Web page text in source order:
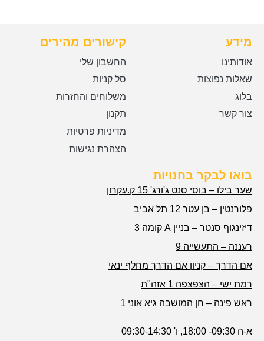
מידע
אודותינו
שאלות נפוצות
בלוג
צור קשר
קישורים מהירים
החשבון שלי
סל קניות
משלוחים והחזרות
תקנון
מדיניות פרטיות
הצהרת נגישות
בואו לבקר בחנויות
שער בילו – בוסי סנט ג'ורג' 15 ק.עקרון
פלורנטין – בן עטר 12 תל אביב
דיזינגוף סנטר – בניין A קומה 3
רעננה – התעשייה 9
אם הדרך – קניון אם הדרך מחלף ינאי
רמת ישי – הצפצפה 1 אזה"ת
ראש פינה – חן המושבה גיא אוני 1
א-ה 09:30- 18:00, ו' 09:30-14:30